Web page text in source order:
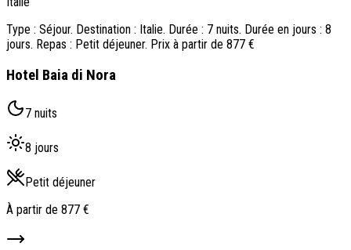
Type : Séjour. Destination : Italie. Durée : 7 nuits. Durée en jours : 8
jours. Repas : Petit déjeuner. Prix à partir de 877 €
Hotel Baia di Nora
7 nuits
8 jours
Petit déjeuner
À partir de 877 €